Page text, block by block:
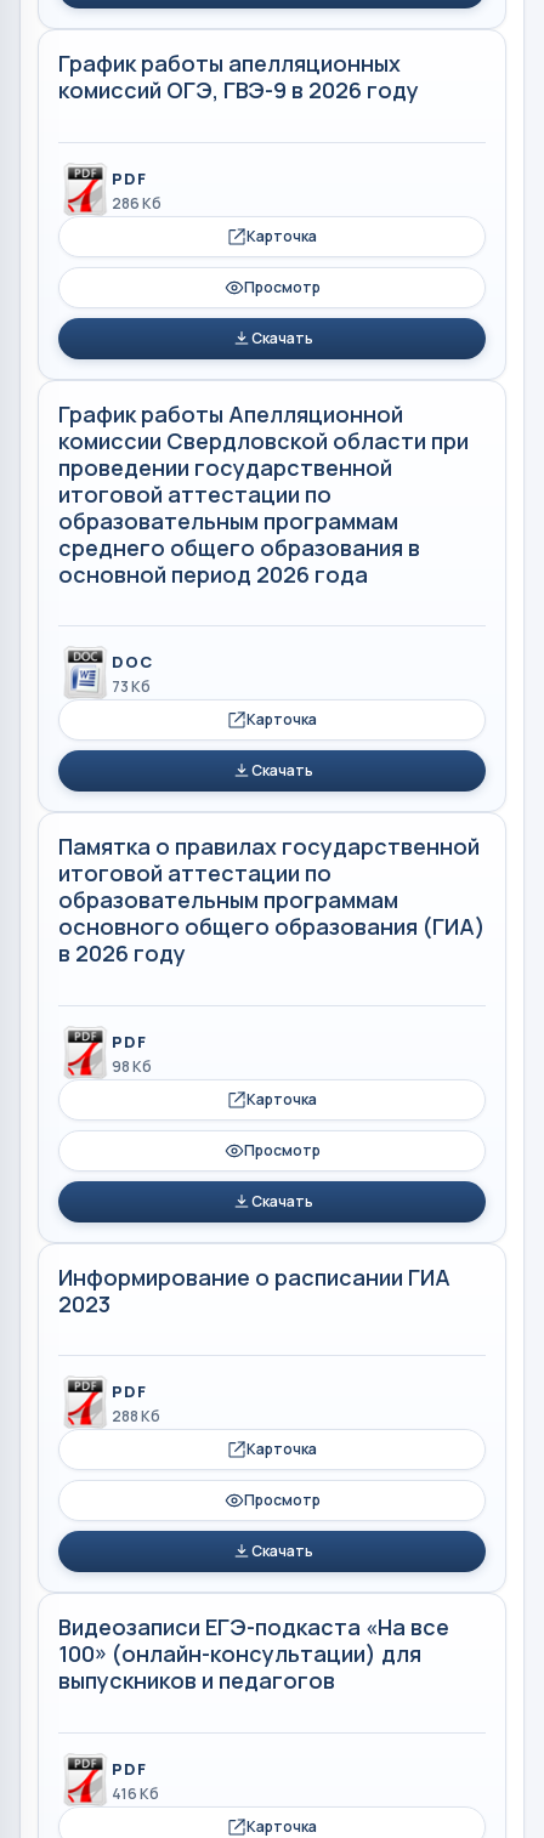
График работы апелляционных
комиссий ОГЭ, ГВЭ-9 в 2026 году
PDF
286 Кб
Карточка
Просмотр
Скачать
График работы Апелляционной
комиссии Свердловской области при
проведении государственной
итоговой аттестации по
образовательным программам
среднего общего образования в
основной период 2026 года
DOC
73 Кб
Карточка
Скачать
Памятка о правилах государственной
итоговой аттестации по
образовательным программам
основного общего образования (ГИА)
в 2026 году
PDF
98 Кб
Карточка
Просмотр
Скачать
Информирование о расписании ГИА
2023
PDF
288 Кб
Карточка
Просмотр
Скачать
Видеозаписи ЕГЭ-подкаста «На все
100» (онлайн-консультации) для
выпускников и педагогов
PDF
416 Кб
Карточка